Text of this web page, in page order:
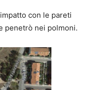
con le pareti
penetrò nei polmoni.